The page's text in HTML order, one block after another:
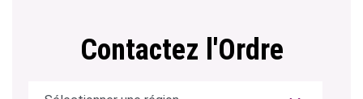
Contactez l'Ordre